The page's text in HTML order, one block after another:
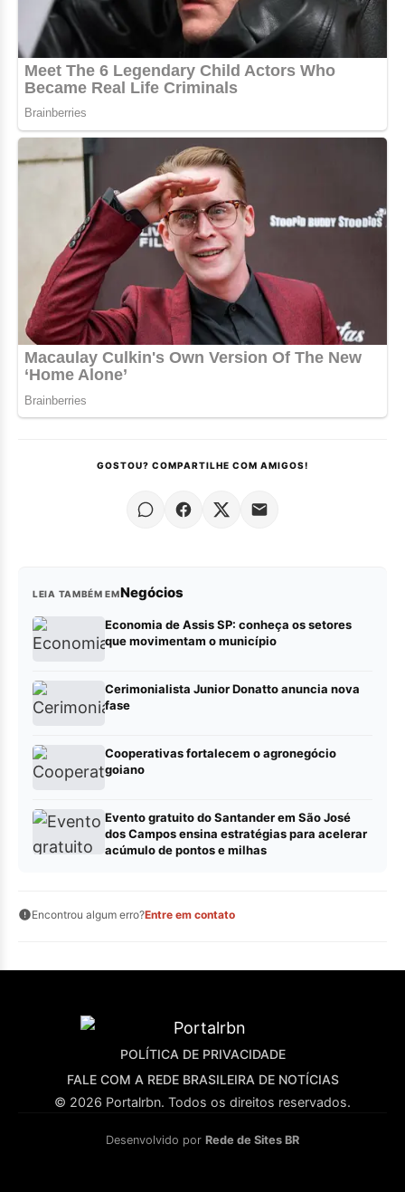
GOSTOU? COMPARTILHE COM AMIGOS!
LEIA TAMBÉM EMNegócios
Economia de Assis SP: conheça os setores
que movimentam o município
Cerimonialista Junior Donatto anuncia nova
fase
Cooperativas fortalecem o agronegócio
goiano
Evento gratuito do Santander em São José
dos Campos ensina estratégias para acelerar
acúmulo de pontos e milhas
Encontrou algum erro?Entre em contato
POLÍTICA DE PRIVACIDADE
FALE COM A REDE BRASILEIRA DE NOTÍCIAS
© 2026 Portalrbn. Todos os direitos reservados.
Desenvolvido por Rede de Sites BR